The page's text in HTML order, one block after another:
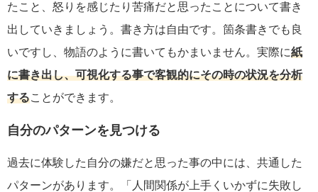
たこと、怒りを感じたり苦痛だと思ったことについて書き
出していきましょう。書き方は自由です。箇条書きでも良
いですし、物語のように書いてもかまいません。実際に紙
に書き出し、可視化する事で客観的にその時の状況を分析
することができます。
自分のパターンを見つける
過去に体験した自分の嫌だと思った事の中には、共通した
パターンがあります。「人間関係が上手くいかずに失敗し